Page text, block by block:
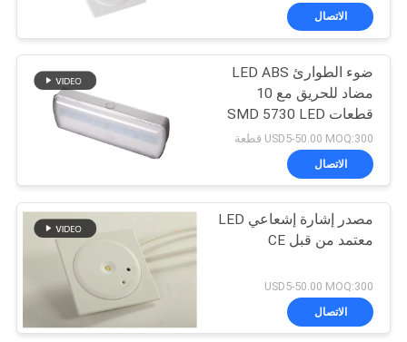
أضواء طوارئ الاختبار
الذاتي
مصابيح طوارئ ذات
بقعة مزدوجة
52
الاتصال
ضوء الطوارئ LED ABS
مضاد للحريق مع 10
قطعات SMD 5730 LED
وبطارية Ni-Cd 3.6V 1.8Ah
USD5-50.00 MOQ:300 قطعة
الاتصال
مصدر إشارة إشعاعي LED
معتمد من قبل CE
USD5-50.00 MOQ:300
الاتصال